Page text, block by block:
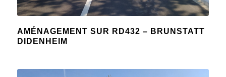
AMÉNAGEMENT SUR RD432 – BRUNSTATT
DIDENHEIM